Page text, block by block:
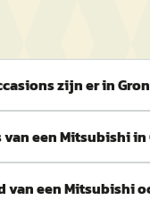
zijn er in
een Mitsubishi
een Mitsubishi